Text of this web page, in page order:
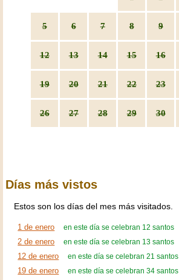
5 6 7 8 9
12 13 14 15 16
19 20 21 22 23
26 27 28 29 30
Días más vistos
Estos son los días del mes más visitados.
1 de enero en este día se celebran 12 santos
2 de enero en este día se celebran 13 santos
12 de enero en este día se celebran 21 santos
19 de enero en este día se celebran 34 santos